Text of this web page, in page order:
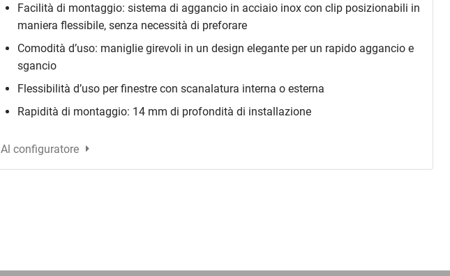
Facilità di montaggio: sistema di aggancio in acciaio inox con clip posizionabili in
maniera flessibile, senza necessità di preforare
Comodità d’uso: maniglie girevoli in un design elegante per un rapido aggancio e
sgancio
Flessibilità d’uso per finestre con scanalatura interna o esterna
Rapidità di montaggio: 14 mm di profondità di installazione
Al configuratore